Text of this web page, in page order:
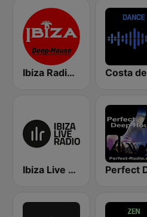
Ibiza Radios - Deep House
Ibiza Live Radio